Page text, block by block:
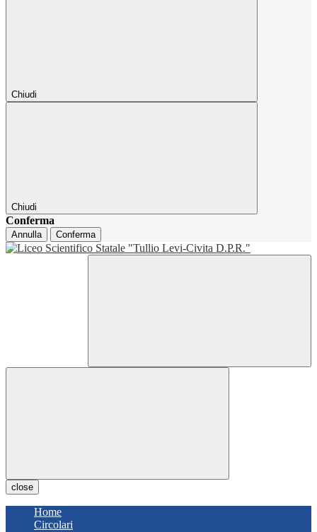
Chiudi
Chiudi
Conferma
Annulla Conferma
close
Home
Circolari